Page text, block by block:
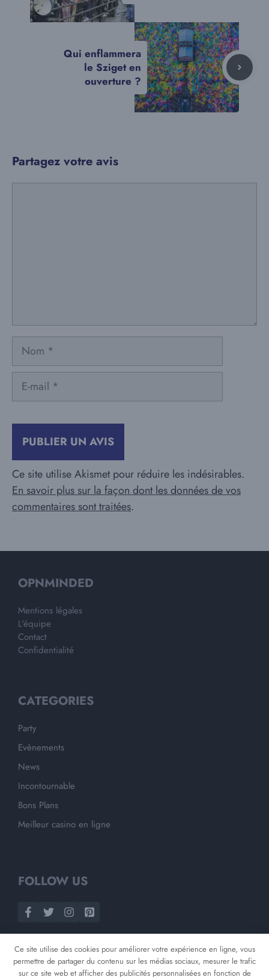
Qui enflammera
le Sziget en
ouverture ?
Partagez votre avis
Nom
mail
Ce site utilise Akismet pour réduire les indésirables.
En savoir plus sur la façon dont les données de vos
commentaires sont traitées.
OPNMINDED
Mentions légales
L'équipe
Contact
Confidentialité
CATEGORIES
Party
Evènements
News
Incontournable
Bons Plans
Meilleur casino en ligne
FOLLOW US
Ce site utilise des cookies pour améliorer votre expérience en ligne, vous
permettre de partager du contenu sur les médias sociaux, mesurer le trafic
sur ce site web et afficher des publicités personnalisées en fonction de